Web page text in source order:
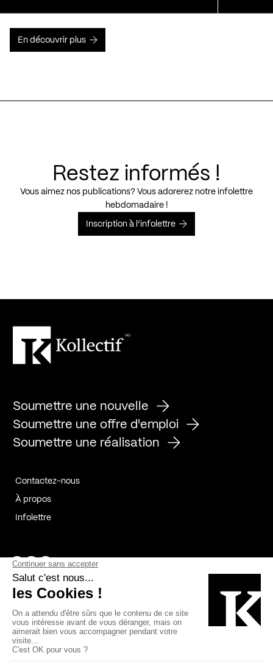
En découvrir plus
Restez informés !
Vous aimez nos publications? Vous adorerez notre infolettre
hebdomadaire !
Inscription à l’infolettre
Soumettre une nouvelle
Soumettre une offre d'emploi
Soumettre une réalisation
Contactez-nous
À propos
Infolettre
Page Facebook de Kollectif
Page Instagram de Kollectif
Page Linkedin de Kollectif
Bâtiment-Durable-Québec-1
Esquisses-1